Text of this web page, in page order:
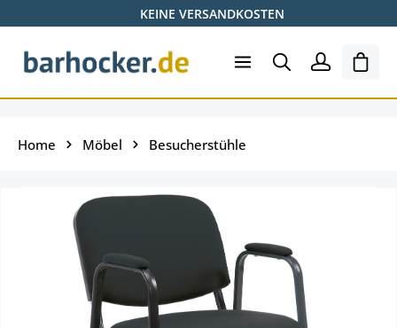
Zum Hauptinhalt springenKEINE VERSANDKOSTEN
Home Möbel Besucherstühle